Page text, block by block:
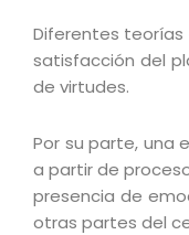
Diferentes
satisfacción del
de virtudes.
Por su parte, una
a partir de
presencia de
otras partes del